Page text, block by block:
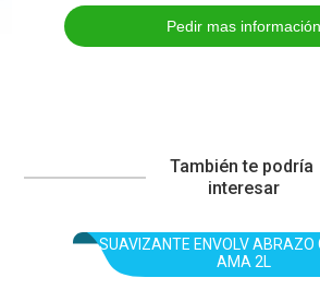
Pedir mas información
También te podría
interesar
SUAVIZANTE ENVOLV ABRAZO
AMA 2L